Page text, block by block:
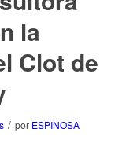
la
Clot de
/ por ESPINOSA